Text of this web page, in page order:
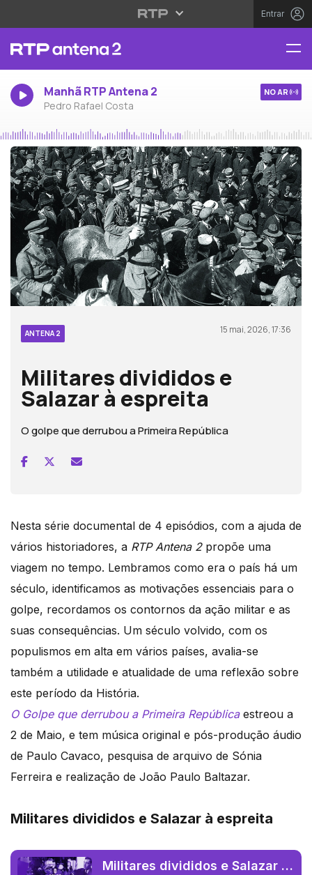
Entrar
Manhã RTP Antena 2
Pedro Rafael Costa
NO AR
ANTENA 2 15 mai, 2026, 17:36
Militares divididos e
Salazar à espreita
O golpe que derrubou a Primeira República
Nesta série documental de 4 episódios, com a ajuda de
vários historiadores, a RTP Antena 2propõe uma
viagem no tempo. Lembramos como era o país há um
século, identificamos as motivações essenciais para o
golpe, recordamos os contornos da ação militar e as
suas consequências. Um século volvido, com os
populismos em alta em vários países, avalia-se
também a utilidade e atualidade de uma reflexão sobre
este período da História.
O Golpe que derrubou a Primeira Repúblicaestreou a
2 de Maio, e tem música original e pós-produção áudio
de Paulo Cavaco, pesquisa de arquivo de Sónia
Ferreira e realização de João Paulo Baltazar.
Militares divididos e Salazar à espreita
Militares divididos e Salazar è